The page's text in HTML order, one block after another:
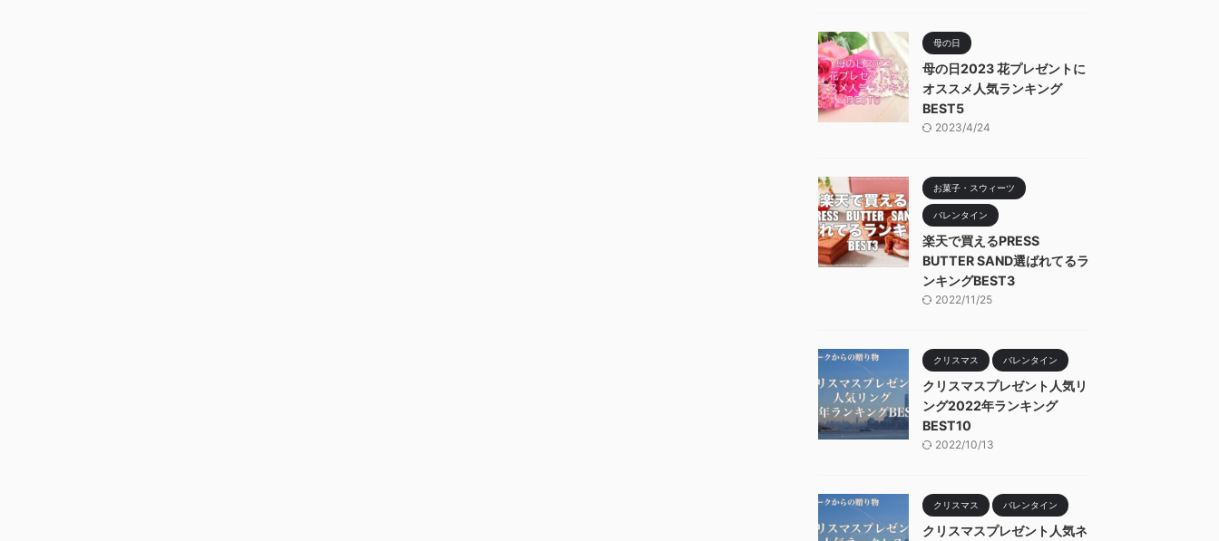
母の日
母の日2023 花プレゼントに
オススメ人気ランキング
BEST5
2023/4/24
お菓子・スウィーツ
バレンタイン
楽天で買えるPRESS
BUTTER SAND選ばれてるラ
ンキングBEST3
2022/11/25
クリスマス バレンタイン
クリスマスプレゼント人気リ
ング2022年ランキング
BEST10
2022/10/13
クリスマス バレンタイン
クリスマスプレゼント人気ネ